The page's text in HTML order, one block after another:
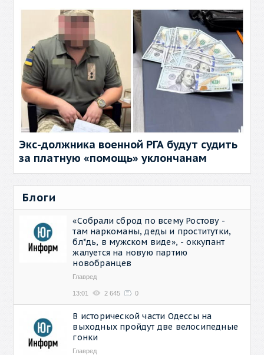
Экс-должника военной РГА будут судить
за платную «помощь» уклончанам
Блоги
«Собрали сброд по всему Ростову -
там наркоманы, деды и проститутки,
бл*дь, в мужском виде», - оккупант
жалуется на новую партию
новобранцев
Главред
13:01 2 645 0
В исторической части Одессы на
выходных пройдут две велосипедные
гонки
Главред